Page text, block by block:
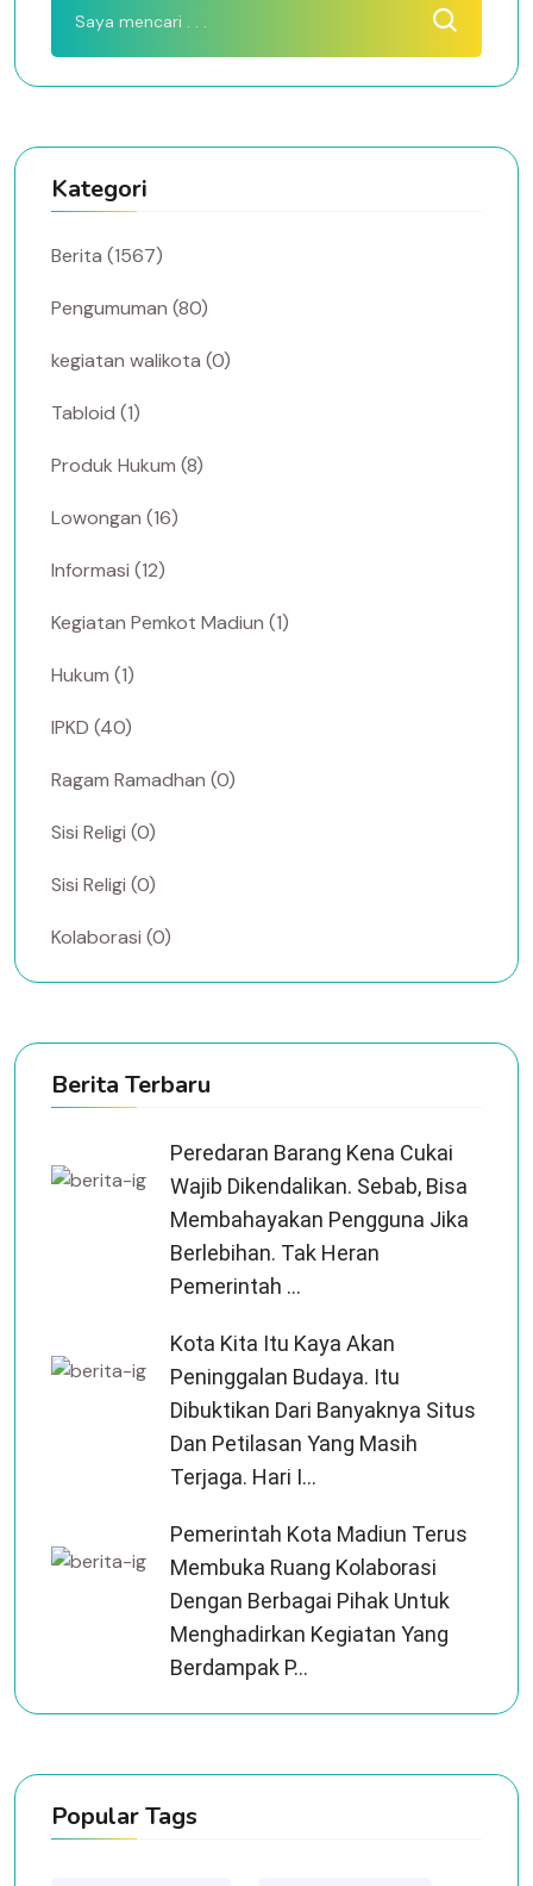
Kategori
Berita (1567)
Pengumuman (80)
kegiatan walikota (0)
Tabloid (1)
Produk Hukum (8)
Lowongan (16)
Informasi (12)
Kegiatan Pemkot Madiun (1)
Hukum (1)
IPKD (40)
Ragam Ramadhan (0)
Sisi Religi (0)
Sisi Religi (0)
Kolaborasi (0)
Berita Terbaru
Peredaran Barang Kena Cukai
Wajib Dikendalikan. Sebab, Bisa
Membahayakan Pengguna Jika
Berlebihan. Tak Heran
Pemerintah ...
Kota Kita Itu Kaya Akan
Peninggalan Budaya. Itu
Dibuktikan Dari Banyaknya Situs
Dan Petilasan Yang Masih
Terjaga. Hari I...
Pemerintah Kota Madiun Terus
Membuka Ruang Kolaborasi
Dengan Berbagai Pihak Untuk
Menghadirkan Kegiatan Yang
Berdampak P...
Popular Tags